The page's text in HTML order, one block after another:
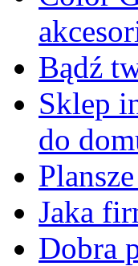
Bądź
Sklep
do
Jaka
Dobra